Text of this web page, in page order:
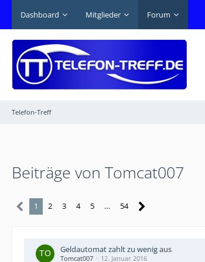
Dashboard Mitglieder Forum
Telefon-Treff
Beiträge von Tomcat007
1 2 3 4 5 … 54
Geldautomat zahlt zu wenig aus
Tomcat007 12. Januar 2016